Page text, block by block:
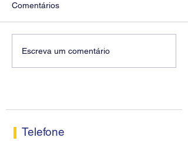
Diretores do SEEB
Sorocaba visitam agência
Comentários
Escreva um comentário
Telefone